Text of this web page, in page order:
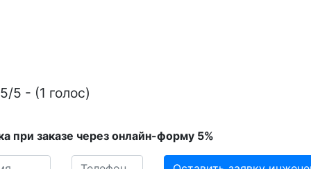
5/5 - (1 голос)
при заказе через онлайн-форму 5%